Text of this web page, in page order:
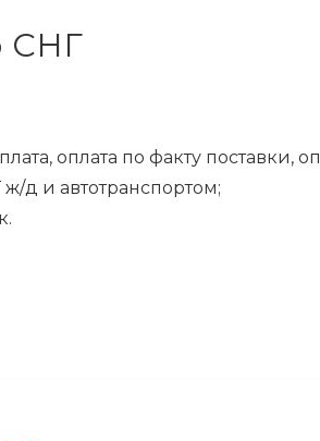
СНГ
оплата по факту поставки,
д и автотранспортом;